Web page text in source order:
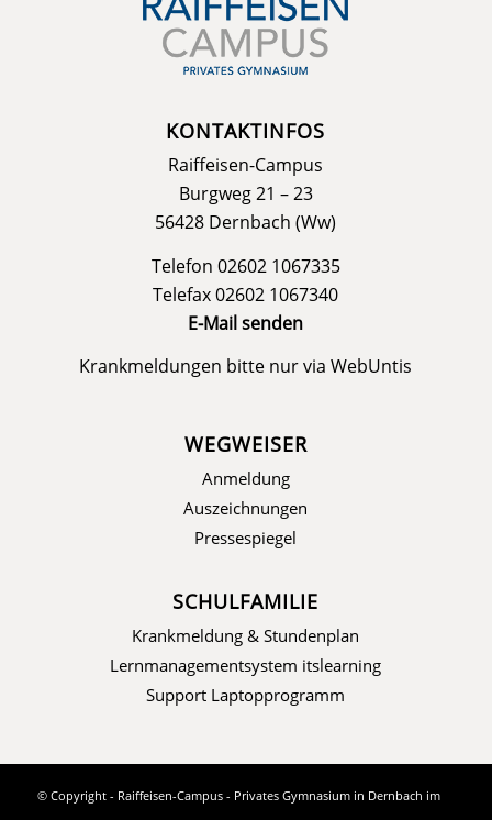
KONTAKTINFOS
Raiffeisen-Campus
Burgweg 21 – 23
56428 Dernbach (Ww)
Telefon 02602 1067335
Telefax 02602 1067340
E-Mail senden
Krankmeldungen bitte nur viaWebUntis
WEGWEISER
Anmeldung
Auszeichnungen
Pressespiegel
SCHULFAMILIE
Krankmeldung & Stundenplan
Lernmanagementsystem itslearning
Support Laptopprogramm
© Copyright - Raiffeisen-Campus - Privates Gymnasium in Dernbach im